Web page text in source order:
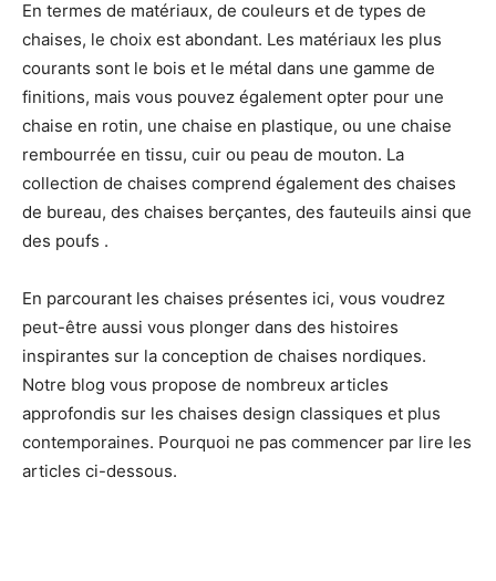
En termes de matériaux, de couleurs et de types de
chaises, le choix est abondant. Les matériaux les plus
courants sont le bois et le métal dans une gamme de
finitions, mais vous pouvez également opter pour une
chaise en rotin, une chaise en plastique, ou une chaise
rembourrée en tissu, cuir ou peau de mouton. La
collection de chaises comprend également des chaises
de bureau, des chaises berçantes, des fauteuils ainsi que
des poufs .
En parcourant les chaises présentes ici, vous voudrez
peut-être aussi vous plonger dans des histoires
inspirantes sur la conception de chaises nordiques.
Notre blog vous propose de nombreux articles
approfondis sur les chaises design classiques et plus
contemporaines. Pourquoi ne pas commencer par lire les
articles ci-dessous.